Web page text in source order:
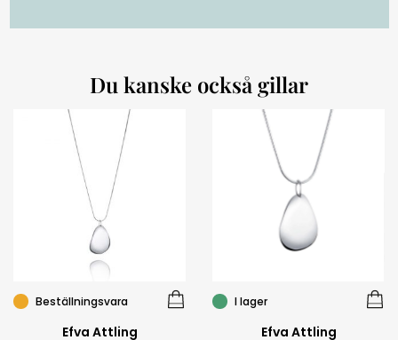
Du kanske också gillar
Beställningsvara
Efva Attling
I lager
Efva Attling